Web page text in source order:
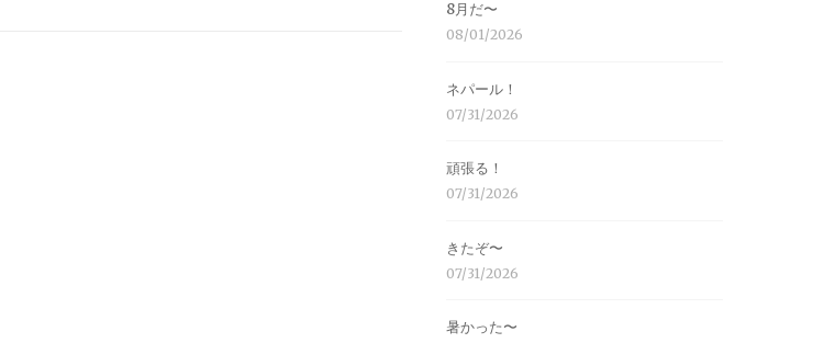
8月だ〜
08/01/2026
ネパール！
07/31/2026
頑張る！
07/31/2026
きたぞ〜
07/31/2026
暑かった〜